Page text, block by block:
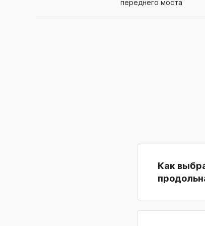
переднего моста
Как